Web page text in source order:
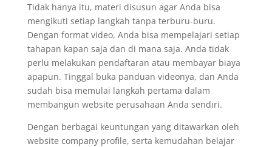
Tidak hanya itu, materi disusun agar Anda bisa
mengikuti setiap langkah tanpa terburu-buru.
Dengan format video, Anda bisa mempelajari setiap
tahapan kapan saja dan di mana saja. Anda tidak
perlu melakukan pendaftaran atau membayar biaya
apapun. Tinggal buka panduan videonya, dan Anda
sudah bisa memulai langkah pertama dalam
membangun website perusahaan Anda sendiri.
Dengan berbagai keuntungan yang ditawarkan oleh
website company profile, serta kemudahan belajar